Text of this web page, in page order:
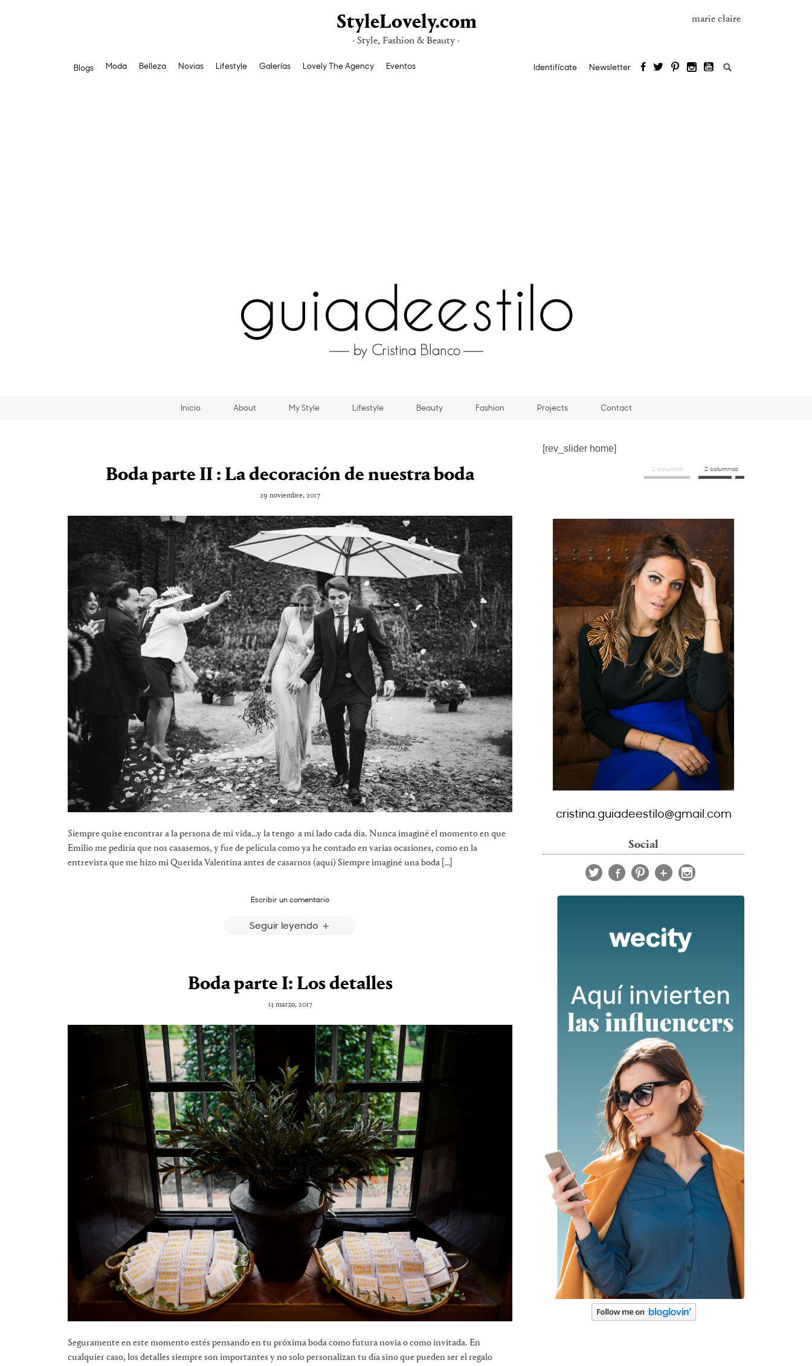
StyleLovely.com
· Style, Fashion & Beauty ·
marie claire
Blogs Moda Belleza Novias Lifestyle Galerías Lovely The Agency Eventos Identifícate Newsletter Buscar:
Inicio About My Style Lifestyle Beauty Fashion Projects Contact
[rev_slider home]
Boda parte II : La decoración de nuestra boda
29 noviembre, 2017
Siempre quise encontrar a la persona de mi vida…y la tengo a mi lado cada día. Nunca imaginé el momento en que
Emilio me pediría que nos casasemos, y fue de película como ya he contado en varias ocasiones, como en la
entrevista que me hizo mi Querida Valentina antes de casarnos (aquí) Siempre imaginé una boda […]
Escribir un comentario
Seguir leyendo
Boda parte I: Los detalles
13 marzo, 2017
Seguramente en este momento estés pensando en tu próxima boda como futura novia o como invitada. En
cualquier caso, los detalles siempre son importantes y no solo personalizan tu día sino que pueden ser el regalo
1 columna 2 columnas
cristina.guiadeestilo@gmail.com
Social